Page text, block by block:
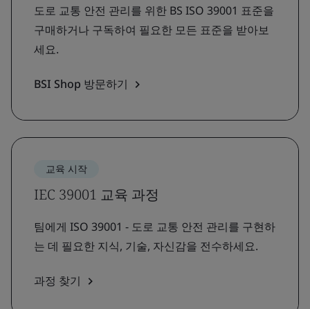
도로 교통 안전 관리를 위한 BS ISO 39001 표준을
구매하거나 구독하여 필요한 모든 표준을 받아보
세요.
BSI Shop 방문하기
교육 시작
IEC 39001 교육 과정
팀에게 ISO 39001 - 도로 교통 안전 관리를 구현하
는 데 필요한 지식, 기술, 자신감을 전수하세요.
과정 찾기